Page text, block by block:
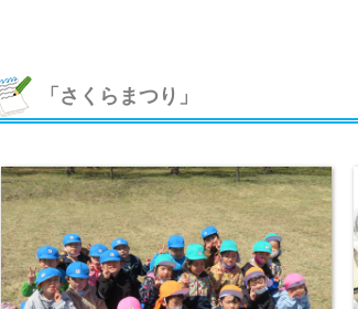
「さくらまつり」